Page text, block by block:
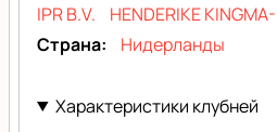
IPR B.V.
HENDERIKE
Страна
Нидерланды
Характеристики клубней